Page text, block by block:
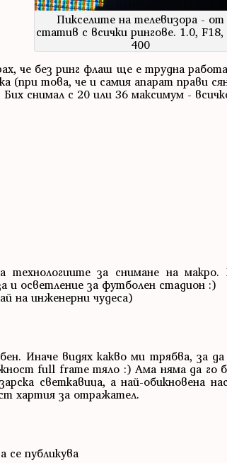
Пикселите на телевизора - от
статив с всички рингове. 1.0, F18,
400
че без ринг флаш ще е трудна
(при това, че и самия апарат прави
Бих снимал с 20 или 36 максимум -
за снимане на макро.
и осветление за футболен стадион :)
на инженерни чудеса)
Иначе видях какво ми трябва, за
full frame тяло :) Ама няма да го
светкавица, а най-обикновена
хартия за отражател.
се публикува